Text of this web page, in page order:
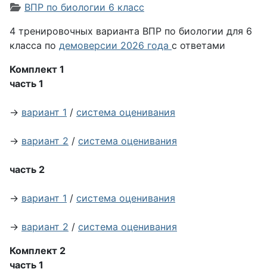
Информация о материале
ВПР по биологии 6 класс
4 тренировочных варианта ВПР по биологии для 6
класса по демоверсии 2026 года с ответами
Комплект 1
часть 1
→ вариант 1 / система оценивания
→ вариант 2 / система оценивания
часть 2
→ вариант 1 / система оценивания
→ вариант 2 / система оценивания
Комплект 2
часть 1